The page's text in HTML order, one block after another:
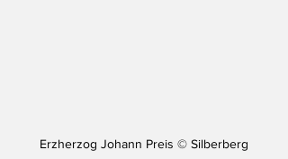
Erzherzog Johann Preis © Silberberg